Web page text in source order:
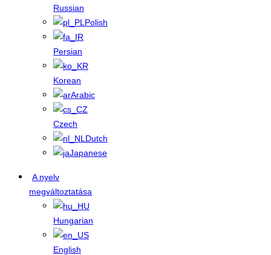
Russian
Polish
Persian
Korean
Arabic
Czech
Dutch
Japanese
A nyelv
megváltoztatása
Hungarian
English